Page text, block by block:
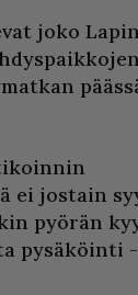
joko Lapin
ei jostain
pyörän
pysäköinti